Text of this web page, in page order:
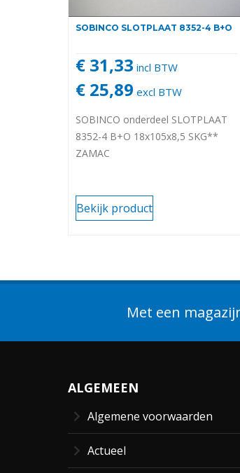
SOBINCO SLOTPLAAT 8352-4 B+O
€ 31,33 incl BTW
€ 25,89 excl BTW
SOBINCO onderdeel SLOTPLAAT
8352-4 B+O 18x105x8,5 SKG**
ZAMAC
Bekijk product
Met een
ALGEMEEN
Algemene voorwaarden
Actueel